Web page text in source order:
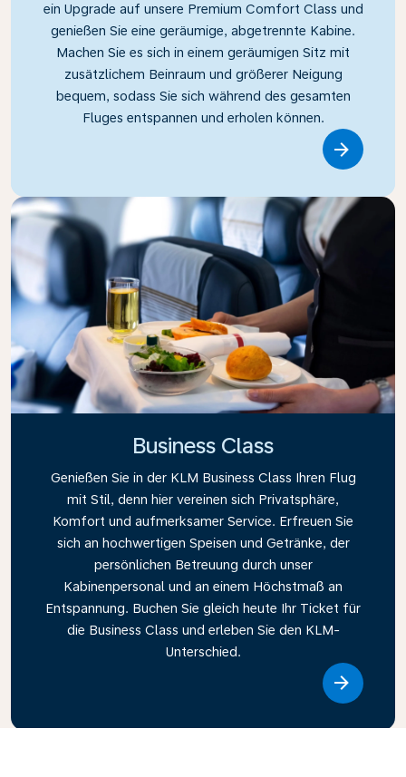
ein Upgrade auf unsere Premium Comfort Class und
genießen Sie eine geräumige, abgetrennte Kabine.
Machen Sie es sich in einem geräumigen Sitz mit
zusätzlichem Beinraum und größerer Neigung
bequem, sodass Sie sich während des gesamten
Fluges entspannen und erholen können.
Business Class
Genießen Sie in der KLM Business Class Ihren Flug
mit Stil, denn hier vereinen sich Privatsphäre,
Komfort und aufmerksamer Service. Erfreuen Sie
sich an hochwertigen Speisen und Getränke, der
persönlichen Betreuung durch unser
Kabinenpersonal und an einem Höchstmaß an
Entspannung. Buchen Sie gleich heute Ihr Ticket für
die Business Class und erleben Sie den KLM-
Unterschied.